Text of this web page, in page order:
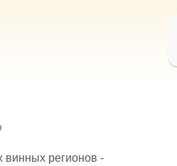
регионов -